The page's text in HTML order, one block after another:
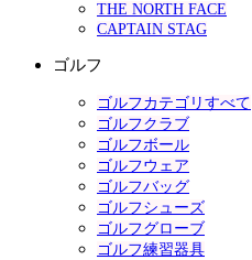
THE NORTH FACE
CAPTAIN STAG
ゴルフ
ゴルフカテゴリすべて
ゴルフクラブ
ゴルフボール
ゴルフウェア
ゴルフバッグ
ゴルフシューズ
ゴルフグローブ
ゴルフ練習器具